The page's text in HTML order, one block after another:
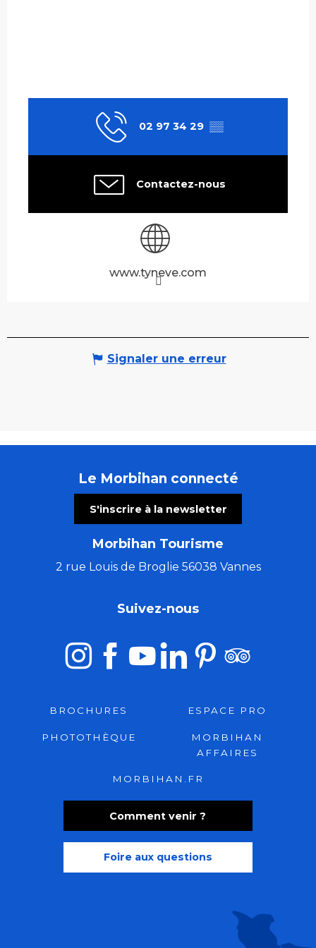
02 97 34 29 ▒▒
Contactez-nous
www.tyneve.com
Signaler une erreur
Le Morbihan connecté
S'inscrire à la newsletter
Morbihan Tourisme
2 rue Louis de Broglie 56038 Vannes
Comment venir ?
Foire aux questions
Suivez-nous
BROCHURES ESPACE PRO
PHOTOTHÈQUE
MORBIHAN
AFFAIRES
MORBIHAN.FR